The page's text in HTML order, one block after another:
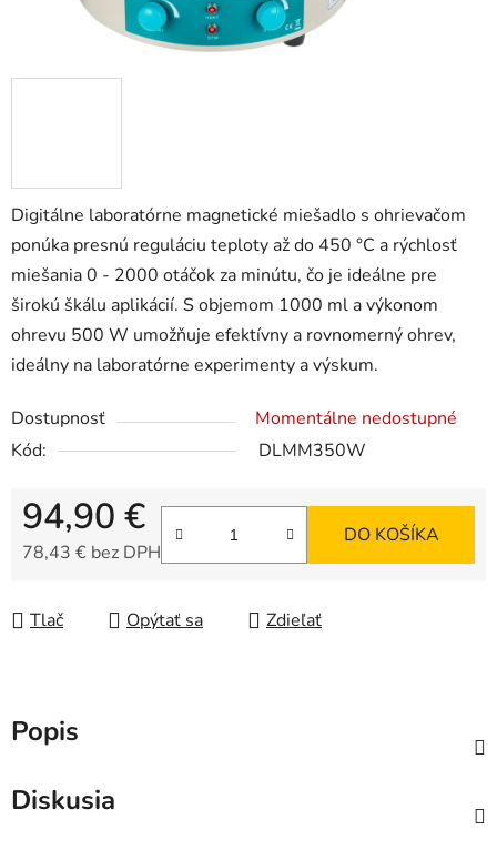
Digitálne laboratórne magnetické miešadlo s ohrievačom
ponúka presnú reguláciu teploty až do 450 °C a rýchlosť
miešania 0 - 2000 otáčok za minútu, čo je ideálne pre
širokú škálu aplikácií. S objemom 1000 ml a výkonom
ohrevu 500 W umožňuje efektívny a rovnomerný ohrev,
ideálny na laboratórne experimenty a výskum.
Dostupnosť
Momentálne nedostupné
Kód:
DLMM350W
94,90 €
78,43 € bez DPH
DO KOŠÍKA
Tlač Opýtať sa Zdieľať
Popis
Diskusia